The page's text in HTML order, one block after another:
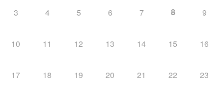
3 4 5 6 7 8 9
10 11 12 13 14 15 16
17 18 19 20 21 22 23